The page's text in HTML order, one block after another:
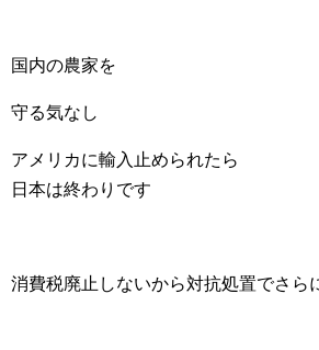
国内の農家を
守る気なし
アメリカに輸入止められたら
日本は終わりです
消費税廃止しないから対抗処置でさら